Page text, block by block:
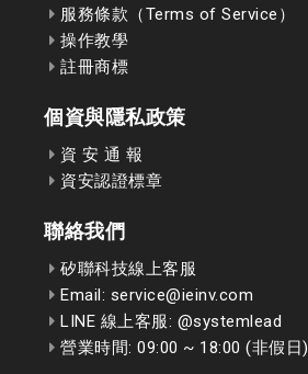
服務條款（Terms of Service）
操作教學
註冊商標
個資與隱私政策
資 安 通 報
資安認證標章
聯絡我們
矽聯科技線上客服
Email: service@ieinv.com
LINE 線上客服: @systemlead
營業時間: 09:00 ~ 18:00 (非假日)